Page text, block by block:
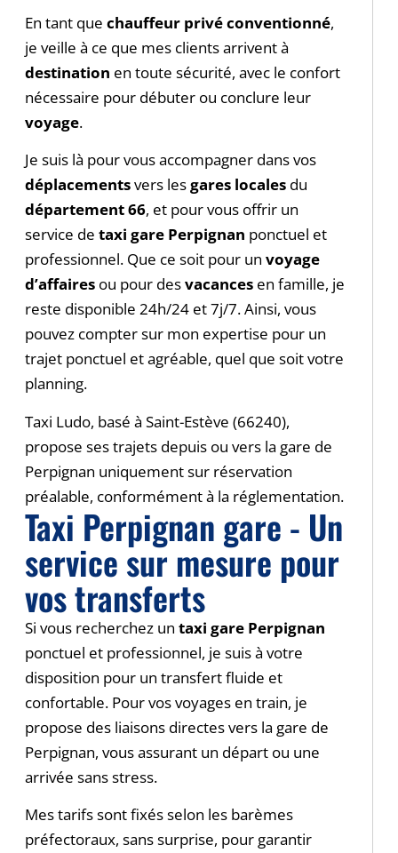
En tant que chauffeur privé conventionné,
je veille à ce que mes clients arrivent à
destination en toute sécurité, avec le confort
nécessaire pour débuter ou conclure leur
voyage.
Je suis là pour vous accompagner dans vos
déplacementsvers lesgares locales du
département 66, et pour vous offrir un
service de taxi gare Perpignan ponctuel et
professionnel. Que ce soit pour un voyage
d’affaires ou pour desvacances en famille, je
reste disponible 24h/24 et 7j/7. Ainsi, vous
pouvez compter sur mon expertise pour un
trajet ponctuel et agréable, quel que soit votre
planning.
Taxi Ludo, basé à Saint-Estève (66240),
propose ses trajets depuis ou vers la gare de
Perpignan uniquement sur réservation
préalable, conformément à la réglementation.
Taxi Perpignan gare - Un
service sur mesure pour
vos transferts
Si vous recherchez un taxi gare Perpignan
ponctuel et professionnel, je suis à votre
disposition pour un transfert fluide et
confortable. Pour vos voyages en train, je
propose des liaisons directes vers la gare de
Perpignan, vous assurant un départ ou une
arrivée sans stress.
Mes tarifs sont fixés selon les barèmes
préfectoraux, sans surprise, pour garantir